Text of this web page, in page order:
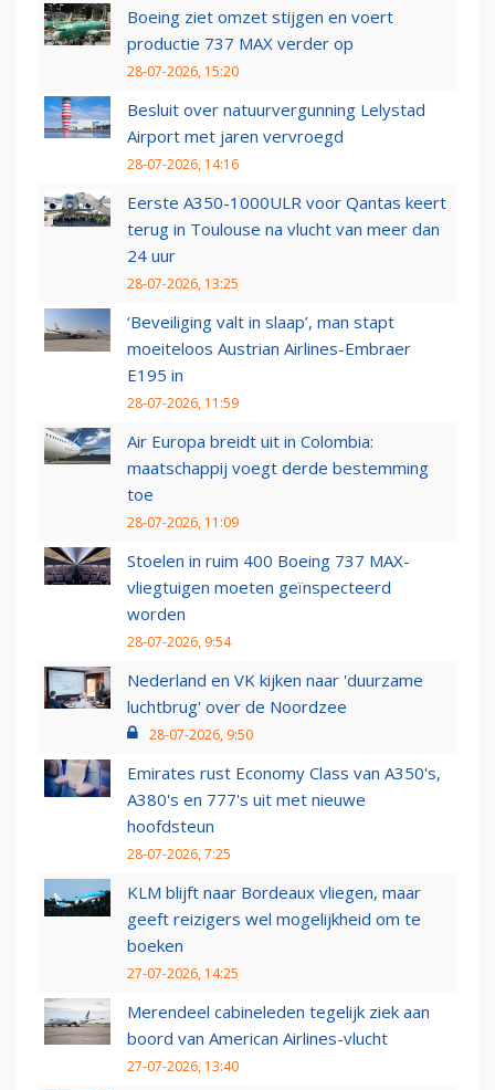
Boeing ziet omzet stijgen en voert
productie 737 MAX verder op
28-07-2026, 15:20
Besluit over natuurvergunning Lelystad
Airport met jaren vervroegd
28-07-2026, 14:16
Eerste A350-1000ULR voor Qantas keert
terug in Toulouse na vlucht van meer dan
24 uur
28-07-2026, 13:25
‘Beveiliging valt in slaap’, man stapt
moeiteloos Austrian Airlines-Embraer
E195 in
28-07-2026, 11:59
Air Europa breidt uit in Colombia:
maatschappij voegt derde bestemming
toe
28-07-2026, 11:09
Stoelen in ruim 400 Boeing 737 MAX-
vliegtuigen moeten geïnspecteerd
worden
28-07-2026, 9:54
Nederland en VK kijken naar 'duurzame
luchtbrug' over de Noordzee
28-07-2026, 9:50
Emirates rust Economy Class van A350's,
A380's en 777's uit met nieuwe
hoofdsteun
28-07-2026, 7:25
KLM blijft naar Bordeaux vliegen, maar
geeft reizigers wel mogelijkheid om te
boeken
27-07-2026, 14:25
Merendeel cabineleden tegelijk ziek aan
boord van American Airlines-vlucht
27-07-2026, 13:40